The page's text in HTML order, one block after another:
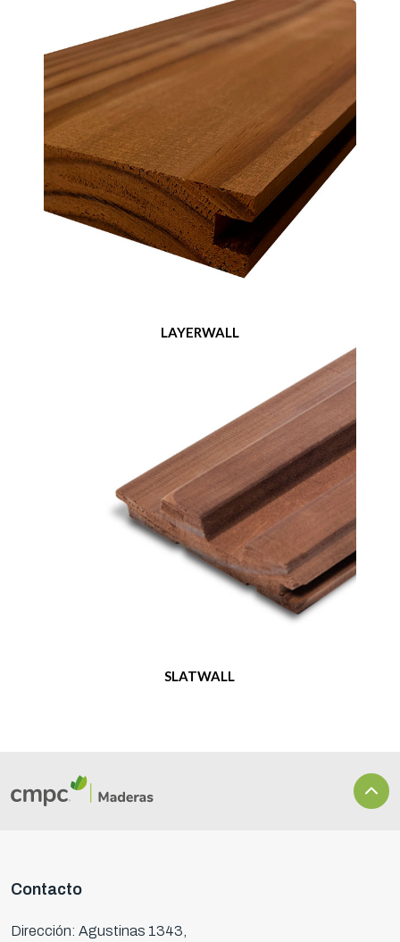
LAYERWALL
SLATWALL
Contacto
Dirección: Agustinas 1343,